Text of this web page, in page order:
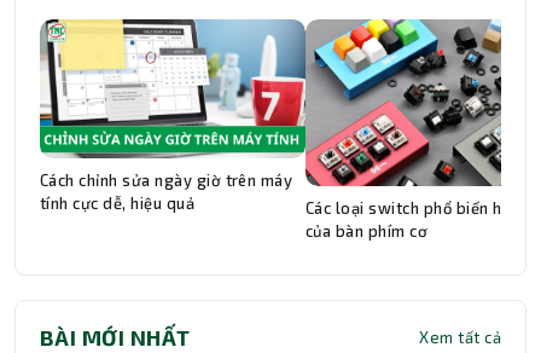
Cách chỉnh sửa ngày giờ trên máy
tính cực dễ, hiệu quả
Các loại switch phổ biến hiện
của bàn phím cơ
BÀI MỚI NHẤT Xem tất cả